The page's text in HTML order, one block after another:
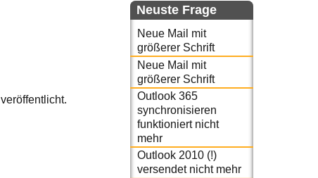
veröffentlicht.
Neuste Frage
Neue Mail mit
größerer Schrift
Neue Mail mit
größerer Schrift
Outlook 365
synchronisieren
funktioniert nicht
mehr
Outlook 2010 (!)
versendet nicht mehr